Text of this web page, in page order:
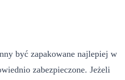
być zapakowane najlepiej w
zabezpieczone. Jeżeli